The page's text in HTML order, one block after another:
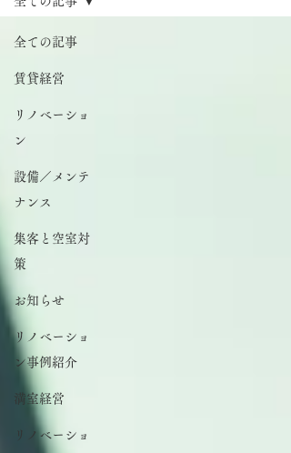
全ての記事
賃貸経営
リノベーショ
ン
設備／メンテ
ナンス
集客と空室対
策
お知らせ
リノベーショ
ン事例紹介
満室経営
リノベーショ